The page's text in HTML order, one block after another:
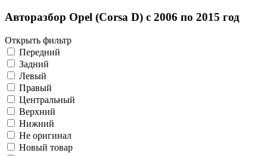
Авторазбор Opel (Corsa D) с 2006 по 2015 год
Открыть фильтр
Передний
Задний
Левый
Правый
Центральный
Верхний
Нижний
Не оригинал
Новый товар